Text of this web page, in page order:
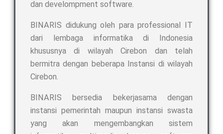
dan develompment software.
BINARIS didukung oleh para professional IT
dari lembaga informatika di Indonesia
khususnya di wilayah Cirebon dan telah
bermitra dengan beberapa Instansi di wilayah
Cirebon.
BINARIS bersedia bekerjasama dengan
instansi pemerintah maupun instansi swasta
yang akan mengembangkan sistem